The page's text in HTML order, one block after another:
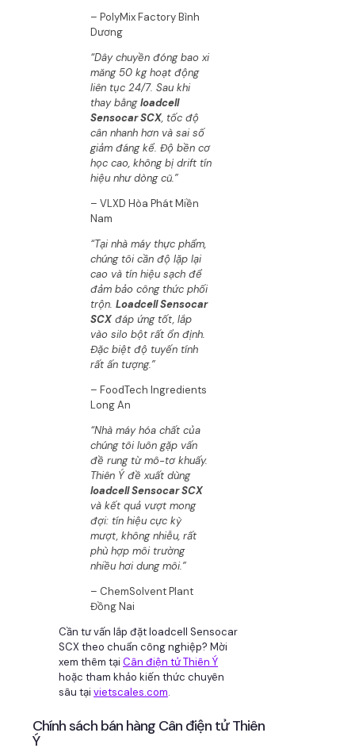
– PolyMix Factory Bình
Dương
“Dây chuyền đóng bao xi
măng 50 kg hoạt động
liên tục 24/7. Sau khi
thay bằngloadcell
Sensocar SCX, tốc độ
cân nhanh hơn và sai số
giảm đáng kể. Độ bền cơ
học cao, không bị drift tín
hiệu như dòng cũ.”
– VLXD Hòa Phát Miền
Nam
“Tại nhà máy thực phẩm,
chúng tôi cần độ lặp lại
cao và tín hiệu sạch để
đảm bảo công thức phối
trộn. Loadcell Sensocar
SCX đáp ứng tốt, lắp
vào silo bột rất ổn định.
Đặc biệt độ tuyến tính
rất ấn tượng.”
– FoodTech Ingredients
Long An
“Nhà máy hóa chất của
chúng tôi luôn gặp vấn
đề rung từ mô-tơ khuấy.
Thiên Ý đề xuất dùng
loadcell Sensocar SCX
và kết quả vượt mong
đợi: tín hiệu cực kỳ
mượt, không nhiễu, rất
phù hợp môi trường
nhiều hơi dung môi.”
– ChemSolvent Plant
Đồng Nai
Cần tư vấn lắp đặt loadcell Sensocar
SCX theo chuẩn công nghiệp? Mời
xem thêm tại Cân điện tử Thiên Ý
hoặc tham khảo kiến thức chuyên
sâu tại vietscales.com.
Chính sách bán hàng Cân điện tử Thiên
Ý